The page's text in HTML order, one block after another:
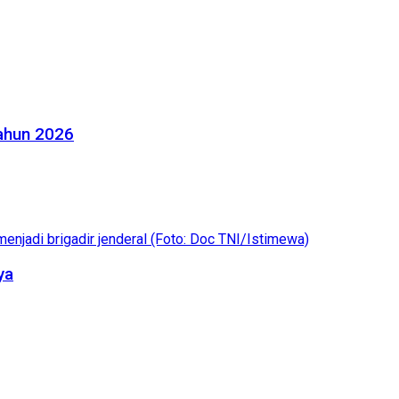
2026